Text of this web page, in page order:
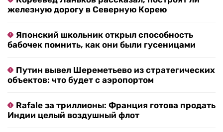
железную дорогу в Северную Корею
Японский школьник открыл способность
бабочек помнить, как они были гусеницами
Путин вывел Шереметьево из стратегических
объектов: что будет с аэропортом
Rafale за триллионы: Франция готова продать
Индии целый воздушный флот